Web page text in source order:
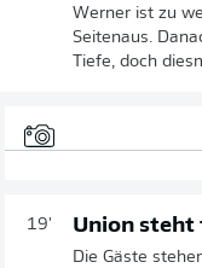
Werner ist zu
Seitenaus.
Tiefe, doch
19' Union steht
Die Gäste